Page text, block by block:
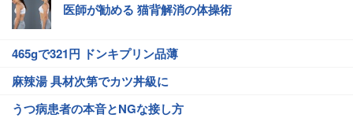
医師が勧める 猫背解消の体操術
465gで321円 ドンキプリン品薄
麻辣湯 具材次第でカツ丼級に
うつ病患者の本音とNGな接し方